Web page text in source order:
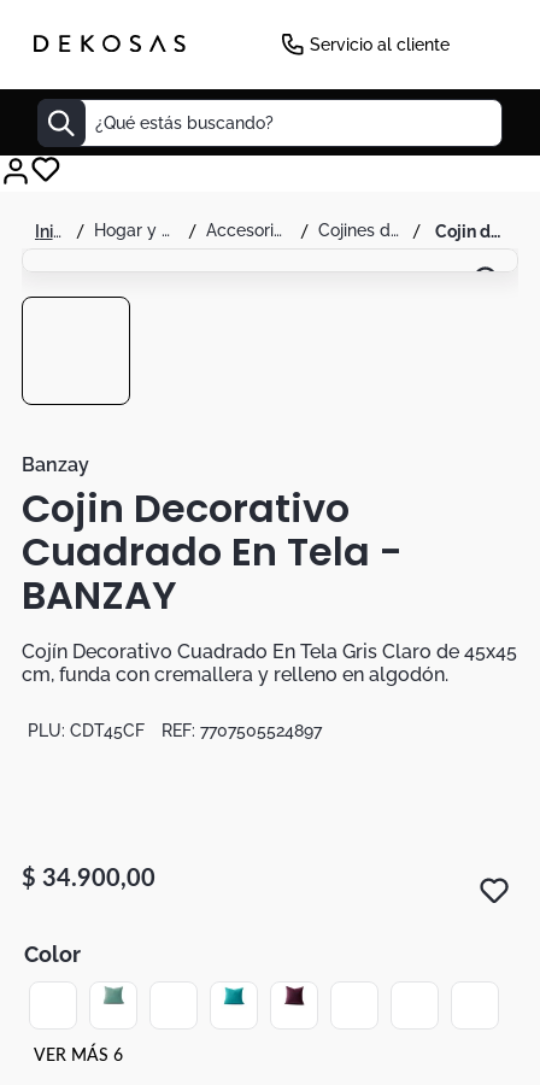
Servicio al cliente
¿Qué estás buscando?
hogar y decoración accesorios cojines decorativos cojin decorativo cuadrado en tela - banzay
Banzay
Cojin Decorativo
Cuadrado En Tela -
BANZAY
Cojín Decorativo Cuadrado En Tela Gris Claro de 45x45
cm, funda con cremallera y relleno en algodón.
PLU: CDT45CF REF: 7707505524897
$ 34.900,00
Color
VER MÁS 6
Decoracion
Sillas
Duvet
Botas
Dko